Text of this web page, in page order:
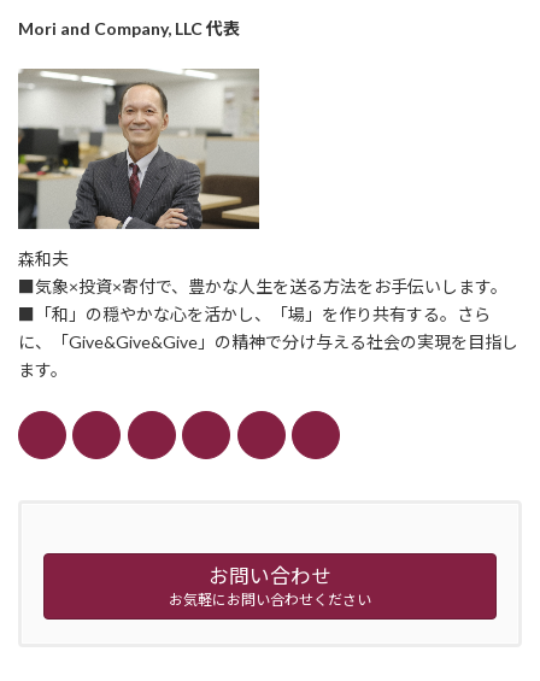
Mori and Company, LLC 代表
森和夫
■気象×投資×寄付で、豊かな人生を送る方法をお手伝いします。
■「和」の穏やかな心を活かし、「場」を作り共有する。さら
に、「Give&Give&Give」の精神で分け与える社会の実現を目指し
ます。
お問い合わせ
お気軽にお問い合わせください